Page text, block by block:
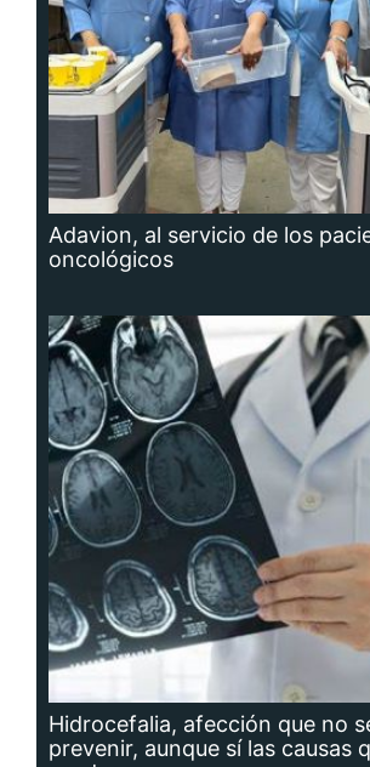
Adavion, al servicio de los
oncológicos
Hidrocefalia, afección que no
prevenir, aunque sí las causas